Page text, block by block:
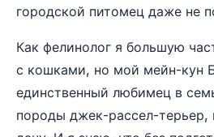
городской питомец даже не
Как фелинолог я большую
с кошками, но мой мейн-кун
единственный любимец в
породы джек-рассел-